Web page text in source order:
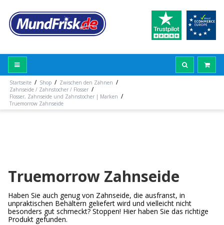
Startseite / Shop / Zwischen den Zähnen /
Zahnseide / Zahnstocher / Flosser /
Flosser, Zahnseide und Zahnstocher | Marken /
Truemorrow Zahnseide
Truemorrow Zahnseide
Haben Sie auch genug von Zahnseide, die ausfranst, in
unpraktischen Behältern geliefert wird und vielleicht nicht
besonders gut schmeckt? Stoppen! Hier haben Sie das richtige
Produkt gefunden.